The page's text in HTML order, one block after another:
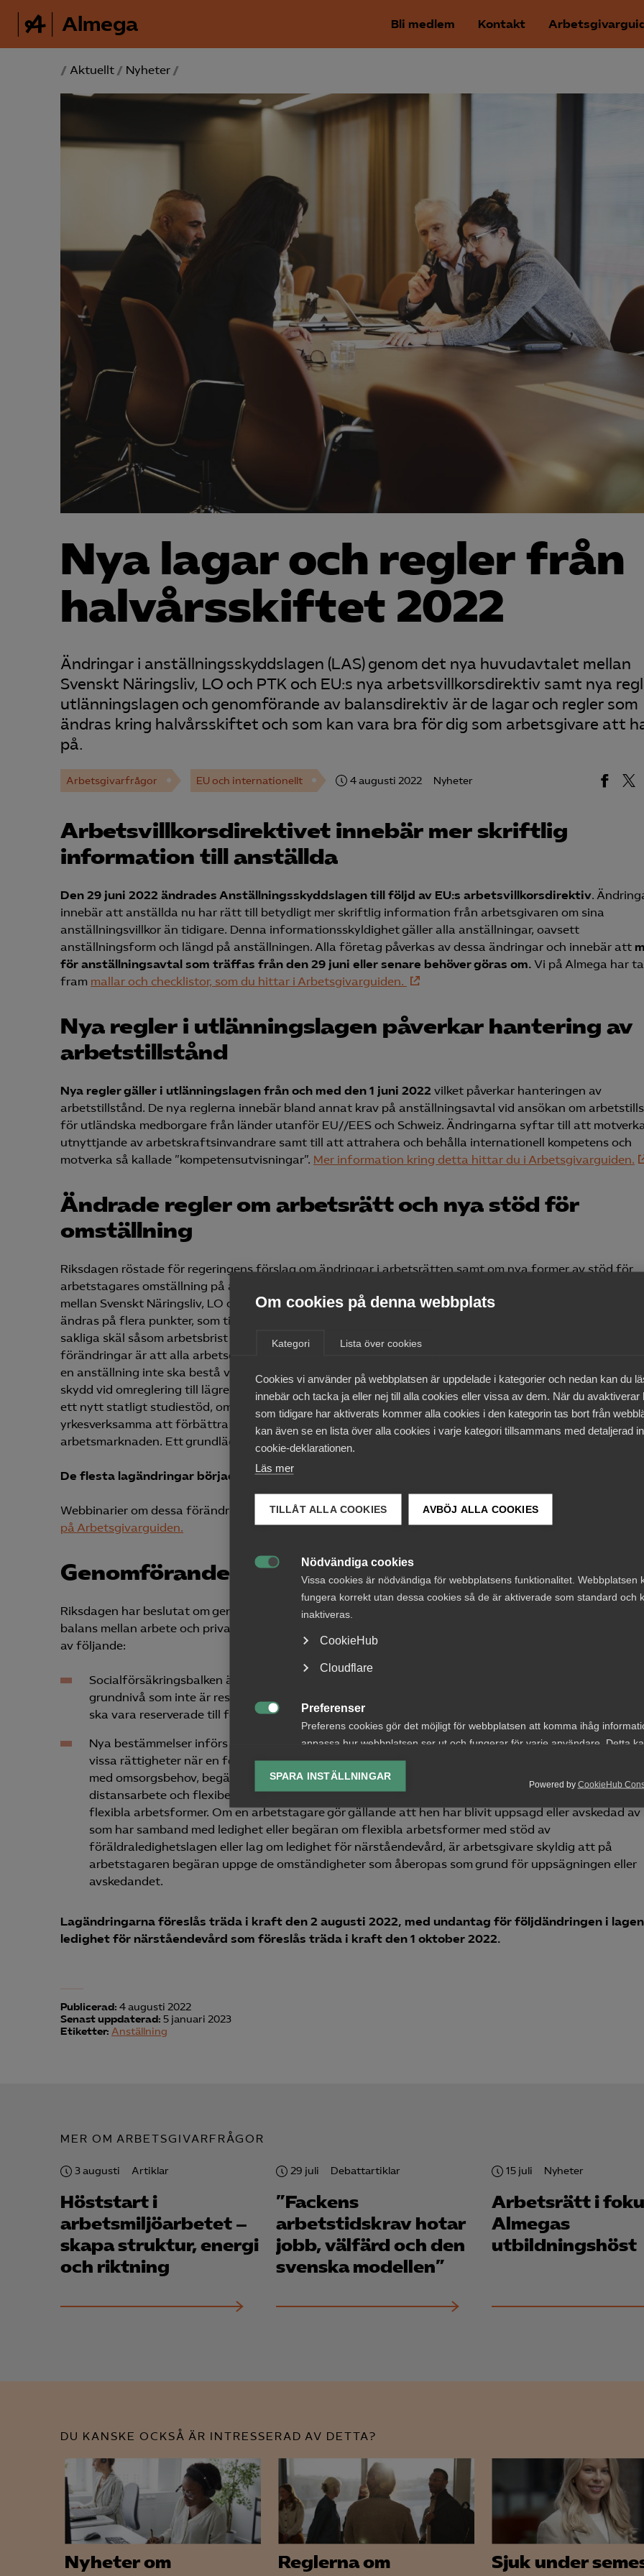
Om cookies på denna webbplats
Kategori Lista över cookies
Cookies vi använder på webbplatsen är uppdelade i kategorier och nedan kan du
innebär och tacka ja eller nej till alla cookies eller vissa av dem. När du avaktiverar
som tidigare har aktiverats kommer alla cookies i den kategorin tas bort från
kan även se en lista över alla cookies i varje kategori tillsammans med detaljerad
cookie-deklarationen.
Läs mer
TILLÅT ALLA COOKIES AVBÖJ ALLA COOKIES
Nödvändiga cookies
Vissa cookies är nödvändiga för webbplatsens funktionalitet. Webbplatsen
fungera korrekt utan dessa cookies så de är aktiverade som standard och
inaktiveras.
CookieHub
Cloudflare
Preferenser
Preferens cookies gör det möjligt för webbplatsen att komma ihåg
anpassa hur webbplatsen ser ut och fungerar för varje användare. Detta
lagring av vald valuta, region, språk eller färgschema.

Analys-cookies
Analyseringscookies hjälper oss förbättra webbplatsen genom att samla
information om hur den används.
Google Analytics

Marknadsförings-cookies
Marknadsförings-cookies används för att spåra gester på olika webbplatser
Powered by CookieHub
SPARA INSTÄLLNINGAR
Almega Bli medlem Kontakt
/ Aktuellt / Nyheter /
Nya lagar och regler från
halvårsskiftet 2022
Ändringar i anställningsskyddslagen (LAS) genom det nya huvudavtalet mellan
Svenskt Näringsliv, LO och PTK och EU:s nya arbetsvillkorsdirektiv samt nya
utlänningslagen och genomförande av balansdirektiv är de lagar och regler som
ändras kring halvårsskiftet och som kan vara bra för dig som arbetsgivare att
på.
Arbetsgivarfrågor EU och internationellt 4 augusti 2022 Nyheter
Arbetsvillkorsdirektivet innebär mer skriftlig
information till anställda
Den 29 juni 2022 ändrades Anställningsskyddslagen till följd av EU:s arbetsvillkorsdirektiv.
innebär att anställda nu har rätt till betydligt mer skriftlig information från arbetsgivaren om sina
anställningsvillkor än tidigare. Denna informationsskyldighet gäller alla anställningar, oavsett
anställningsform och längd på anställningen. Alla företag påverkas av dessa ändringar och innebär att
för anställningsavtal som träffas från den 29 juni eller senare behöver göras om. Vi på Almega har
fram mallar och checklistor, som du hittar i Arbetsgivarguiden.
Nya regler i utlänningslagen påverkar hantering av
arbetstillstånd
Nya regler gäller i utlänningslagen från och med den 1 juni 2022 vilket påverkar hanteringen av
arbetstillstånd. De nya reglerna innebär bland annat krav på anställningsavtal vid ansökan om
för utländska medborgare från länder utanför EU//EES och Schweiz. Ändringarna syftar till att
utnyttjande av arbetskraftsinvandrare samt till att attrahera och behålla internationell kompetens och
motverka så kallade ”kompetensutvisningar”. Mer information kring detta hittar du i Arbetsgivarguiden.
Ändrade regler om arbetsrätt och nya stöd för
omställning
Riksdagen röstade för regeringens förslag om ändringar i arbetsrätten samt om nya former av stöd för
arbetstagares omställning på arbetsmarknaden den 8 juni 2022. Förslagen har sin grund i
mellan Svenskt Näringsliv, LO och PTK. Ändringar i arbetsrätten innebär att lagen om anställningsskydd
ändras på flera punkter, som till exempel att en uppsägning från arbetsgivarens sida ska grunda sig på
sakliga skäl såsom arbetsbrist eller förhållanden som är relaterade till arbetstagaren personligen. Andra
förändringar är att alla arbetsgivare får undanta tre arbetstagare från turordningen vid arbetsbrist och
en anställning inte ska bestå vid tvist om giltigheten av en uppsägning. För att ge arbetstagare ett bättre
skydd vid omreglering till lägre sysselsättningsgrad införs turordning och omställningstid. Det kommer
ett nytt statligt studiestöd, omställningsstudiestödet, som ska göra det möjligt för fler vuxna
yrkesverksamma att förbättra sin kompetens genom studier i syfte att stärka sin ställning på
arbetsmarknaden. Ett grundläggande omställnings- och kompetensstöd införs också.
De flesta lagändringar började gälla den 30 juni 2022 och tillämpas första gången den 1 oktober
Webbinarier om dessa förändringar kommer i september så håll utkik på vår webb.Mer information hittar
på Arbetsgivarguiden.
Genomförande av balansdirektivet
Riksdagen har beslutat om genomförande av Europaparlamentets och rådets direktiv (EU) 2019/1158 om
balans mellan arbete och privatliv för föräldrar och anhörigvårdare. Sammanfattningsvis består
av följande:
Socialförsäkringsbalken ändras så att föräldrar med låg eller ingen SGI erhåller föräldrapenning på
grundnivå som inte är reserverade. Ändringen innebär att 90 dagar med föräldrapenning på
ska vara reserverade till förmån för den ena föräldern.
Nya bestämmelser införs i lagen om ledighet för närståendevård och föräldraledighetslagen och
vissa rättigheter när en förälder med barn upp till åtta år, eller vissa arbetstagare som har
med omsorgsbehov, begär flexibla arbetsformer av omsorgsskäl. Det kan handla om till exempel
distansarbete och flexibel arbetstid. Rättigheten ger arbetstagaren rätt att begära men inte att få
flexibla arbetsformer. Om en arbetstagare gör gällande att hen har blivit uppsagd eller avskedad av
som har samband med ledighet eller begäran om flexibla arbetsformer med stöd av
föräldraledighetslagen eller lag om ledighet för närståendevård, är arbetsgivare skyldig att på
arbetstagaren begäran uppge de omständigheter som åberopas som grund för uppsägningen eller
avskedandet.
Lagändringarna föreslås träda i kraft den 2 augusti 2022, med undantag för följdändringen i
ledighet för närståendevård som föreslås träda i kraft den 1 oktober 2022.
Publicerad: 4 augusti 2022
Senast uppdaterad: 5 januari 2023
Etiketter: Anställning
MER OM ARBETSGIVARFRÅGOR
3 augusti Artiklar
Höststart i
arbetsmiljö­arbetet –
skapa struktur, energi
och riktning
29 juli Debattartiklar
”Fackens
arbetstidskrav hotar
jobb, välfärd och den
svenska modellen”
15 juli Nyheter
Arbetsrätt i
Almegas
utbildningshöst
DU KANSKE OCKSÅ ÄR INTRESSERAD AV DETTA?
Nyheter om
Reglerna om
Sjuk under